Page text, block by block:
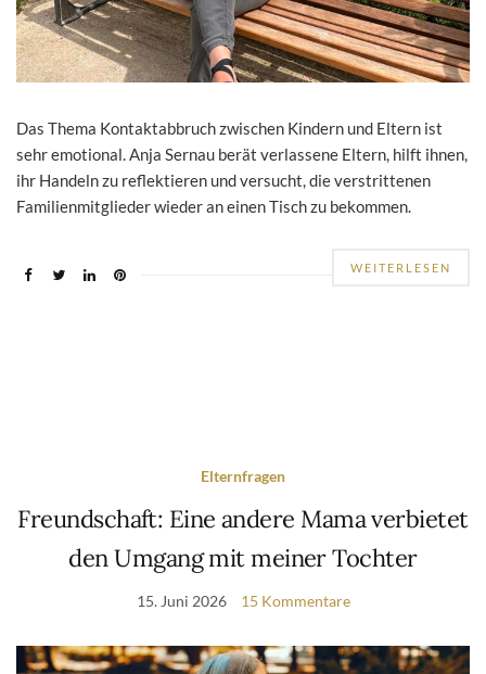
Das Thema Kontaktabbruch zwischen Kindern und Eltern ist
sehr emotional. Anja Sernau berät verlassene Eltern, hilft ihnen,
ihr Handeln zu reflektieren und versucht, die verstrittenen
Familienmitglieder wieder an einen Tisch zu bekommen.
WEITERLESEN
Elternfragen
Freundschaft: Eine andere Mama verbietet
den Umgang mit meiner Tochter
15. Juni 2026 15 Kommentare